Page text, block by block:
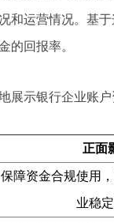
和运营情况。基
的回报率。
展示银行企业账
正面
保障资金合规使用
业稳